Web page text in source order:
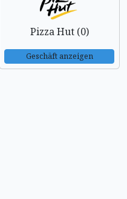
Pizza Hut (0)
Geschäft anzeigen